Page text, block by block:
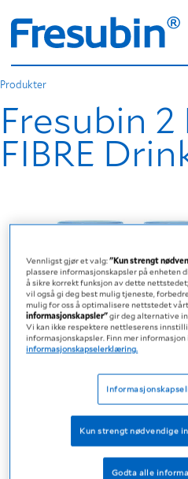
Produkter
Fresubin 2
FIBRE
Vennligst gjør et valg:"Kun strengt
plassere informasjonskapsler på enheten
å sikre korrekt funksjon av dette
vil også gi deg best mulig tjeneste,
mulig for oss å optimalisere nettstedet
informasjonskapsler"gir deg alternative
Vi kan ikke respektere nettleserens
informasjonskapsler. Finn mer informasjon
informasjonskapselerklæring.
Kun strengt nødvendige
Godta alle